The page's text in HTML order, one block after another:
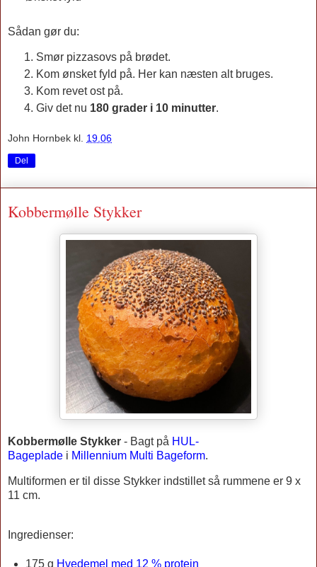
Sådan gør du:
Smør pizzasovs på brødet.
Kom ønsket fyld på. Her kan næsten alt bruges.
Kom revet ost på.
Giv det nu 180 grader i 10 minutter.
John Hornbek kl. 19.06
Del
Kobbermølle Stykker
Kobbermølle Stykker - Bagt på HUL-
Bageplade i Millennium Multi Bageform.
Multiformen er til disse Stykker indstillet så rummene er 9 x
11 cm.
Ingredienser:
175 g Hvedemel med 12 % protein